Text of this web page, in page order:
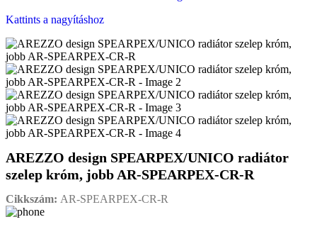
Kattints a nagyításhoz
AREZZO design SPEARPEX/UNICO radiátor
szelep króm, jobb AR-SPEARPEX-CR-R
Cikkszám: AR-SPEARPEX-CR-R